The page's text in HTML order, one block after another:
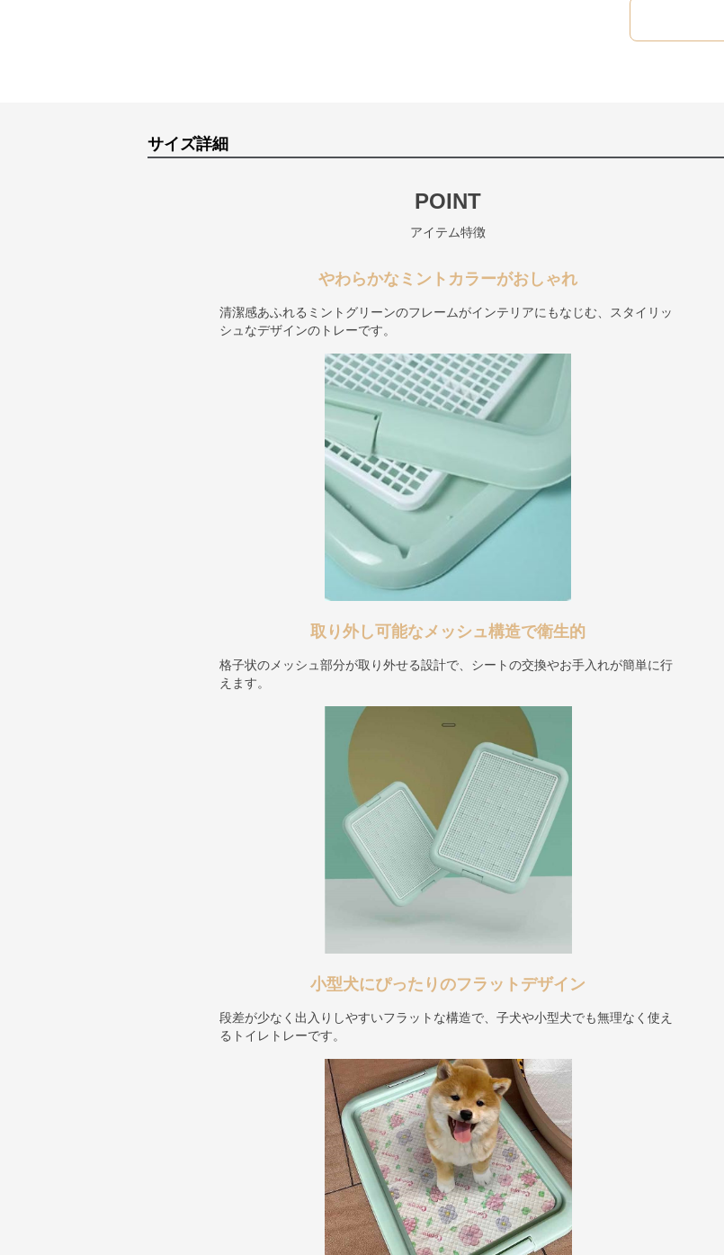
サイズ詳細
POINT
アイテム特徴
やわらかなミントカラーがおしゃれ
清潔感あふれるミントグリーンのフレームがインテリアにもなじむ、スタイリッ
シュなデザインのトレーです。
取り外し可能なメッシュ構造で衛生的
格子状のメッシュ部分が取り外せる設計で、シートの交換やお手入れが簡単に行
えます。
小型犬にぴったりのフラットデザイン
段差が少なく出入りしやすいフラットな構造で、子犬や小型犬でも無理なく使え
るトイレトレーです。